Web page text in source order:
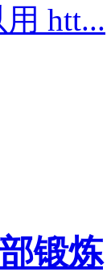
htt...
锻炼